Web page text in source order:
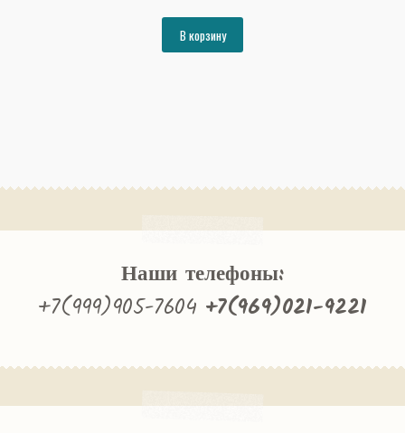
составляла
33034₽.
В корзину
Наши телефоны:
+7(999)905-7604 +7(969)021-9221